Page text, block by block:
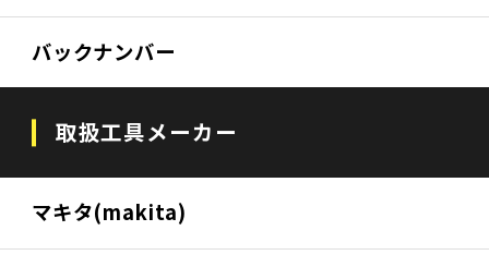
バックナンバー
取扱工具メーカー
マキタ(makita)